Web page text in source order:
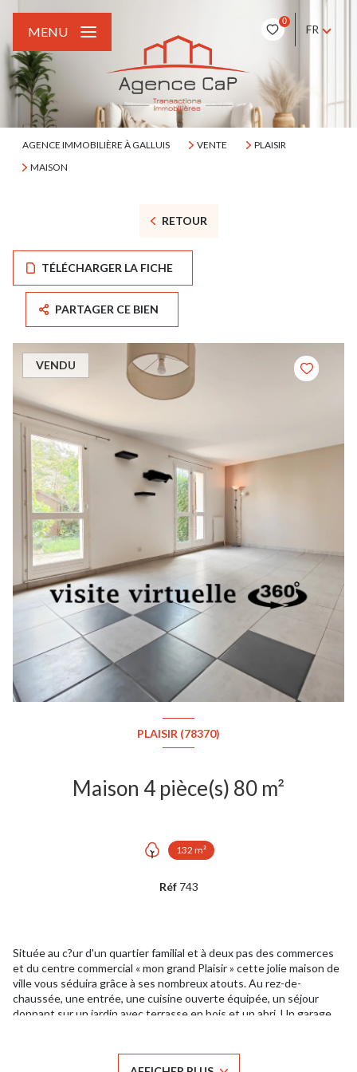
0
FR
MENU
AGENCE IMMOBILIÈRE À GALLUIS VENTE
PLAISIR
MAISON
RETOUR
TÉLÉCHARGER LA FICHE
PARTAGER CE BIEN
VENDU
PLAISIR (78370)
Maison 4 pièce(s) 80 m²
132 m²
Réf 743
Située au c?ur d'un quartier familial et à deux pas des commerces
et du centre commercial « mon grand Plaisir » cette jolie maison de
ville vous séduira grâce à ses nombreux atouts. Au rez-de-
chaussée, une entrée, une cuisine ouverte équipée, un séjour
donnant sur un jardin avec terrasse en bois et un abri. Un garage
atouts : Maison bien entretenue, à proximité des commodités. A